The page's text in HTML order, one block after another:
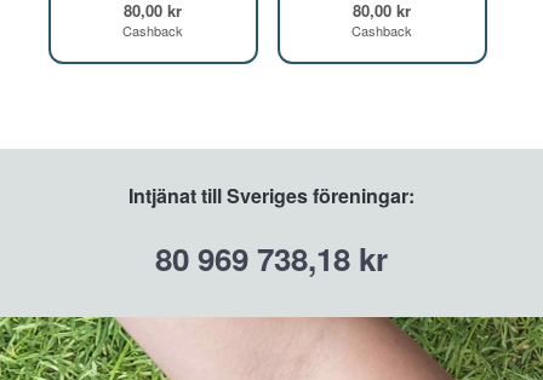
80,00 kr
Cashback
80,00 kr
Cashback
Intjänat till Sveriges föreningar:
80 969 738,18 kr